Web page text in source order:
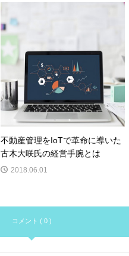
不動産管理をIoTで革命に導いた
古木大咲氏の経営手腕とは
2018.06.01
コメント ( 0 )